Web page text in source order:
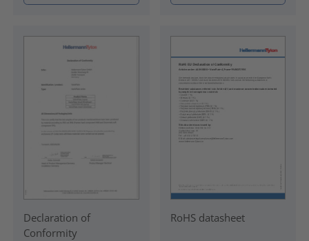
Declaration of
Conformity
RoHS datasheet